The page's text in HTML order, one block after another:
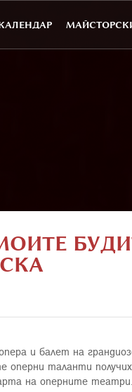
и балет на
таланти
на оперните театри.